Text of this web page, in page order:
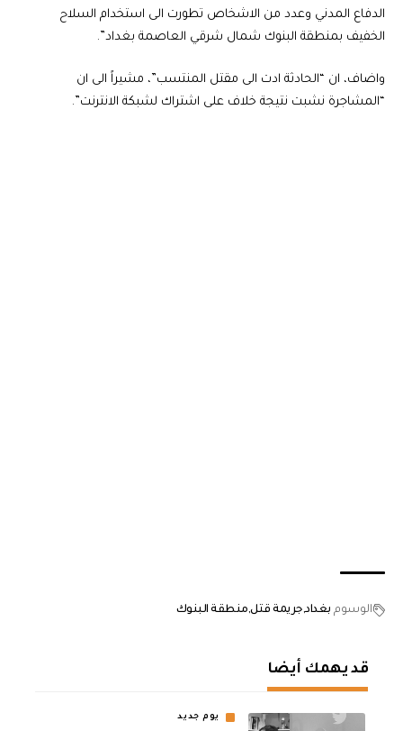
الدفاع المدني وعدد من الاشخاص تطورت الى استخدام السلاح
الخفيف بمنطقة البنوك شمال شرقي العاصمة بغداد”.
واضاف، ان “الحادثة ادت الى مقتل المنتسب”، مشيراً الى ان
“المشاجرة نشبت نتيجة خلاف على اشتراك لشبكة الانترنت”.
الوسوم بغداد جريمة قتل منطقة البنوك
قد يهمك أيضا
يوم جديد